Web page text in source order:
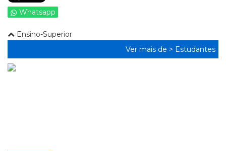
Whatsapp
Ensino-Superior
Ver mais de > Estudantes